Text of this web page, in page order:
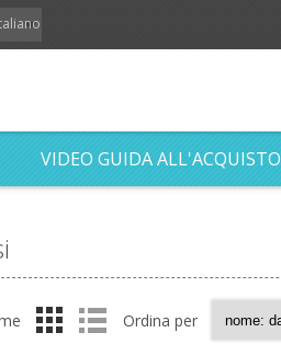
VIDEO GUIDA ALL'ACQUISTO
Ordina per